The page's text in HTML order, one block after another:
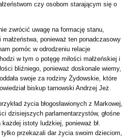
czy osobom starającym się o
zwrócić uwagę na formację stanu,
ponieważ ten ponadczasowy
pomóc w odrodzeniu relacje
w tym o potęgę miłości małżeńskiej i
bliźniego, ponieważ doskonale wiemy,
swoje za rodziny Żydowskie, które
biskup tarnowski Andrzej Jeż.
życia błogosławionych z Markowej,
dzisiejszych parlamentarzystów, głośne
istoty ludzkiej, ponieważ bł.
przekazali dar życia swoim dzieciom,